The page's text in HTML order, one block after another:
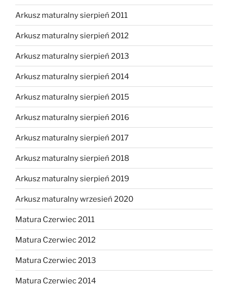
Arkusz maturalny sierpień 2011
Arkusz maturalny sierpień 2012
Arkusz maturalny sierpień 2013
Arkusz maturalny sierpień 2014
Arkusz maturalny sierpień 2015
Arkusz maturalny sierpień 2016
Arkusz maturalny sierpień 2017
Arkusz maturalny sierpień 2018
Arkusz maturalny sierpień 2019
Arkusz maturalny wrzesień 2020
Matura Czerwiec 2011
Matura Czerwiec 2012
Matura Czerwiec 2013
Matura Czerwiec 2014